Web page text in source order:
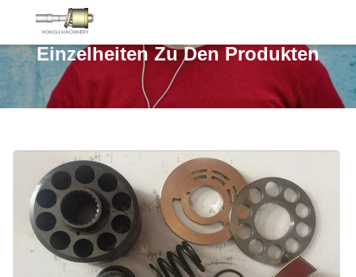
Einzelheiten Zu Den Produkten